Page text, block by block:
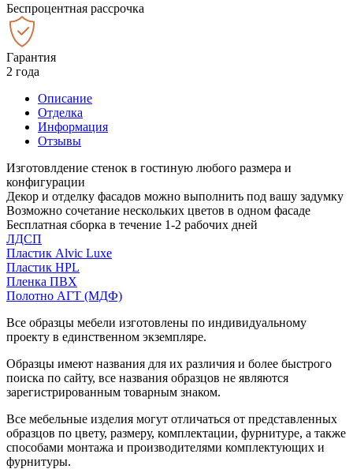
Беспроцентная рассрочка
Гарантия
2 года
Описание
Отделка
Информация
Отзывы
Изготовлдение стенок в гостиную любого размера и
конфигурации
Декор и отделку фасадов можно выполнить под вашу задумку
Возможно сочетание нескольких цветов в одном фасаде
Бесплатная сборка в течение 1-2 рабочих дней
ЛДСП
Пластик Alvic Luxe
Пластик HPL
Пленка ПВХ
Полотно АГТ (МДФ)
Все образцы мебели изготовлены по индивидуальному
проекту в единственном экземпляре.
Образцы имеют названия для их различия и более быстрого
поиска по сайту, все названия образцов не являются
зарегистрированным товарным знаком.
Все мебельные изделия могут отличаться от представленных
образцов по цвету, размеру, комплектации, фурнитуре, а также
способами монтажа и производителями комплектующих и
фурнитуры.